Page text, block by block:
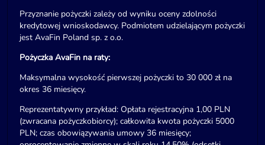
Przyznanie pożyczki zależy od wyniku oceny zdolności
kredytowej wnioskodawcy. Podmiotem udzielającym pożyczki
jest AvaFin Poland sp. z o.o.
Pożyczka AvaFin na raty:
Maksymalna wysokość pierwszej pożyczki to 30 000 zł na
okres 36 miesięcy.
Reprezentatywny przykład: Opłata rejestracyjna 1,00 PLN
(zwracana pożyczkobiorcy); całkowita kwota pożyczki 5000
PLN; czas obowiązywania umowy 36 miesięcy;